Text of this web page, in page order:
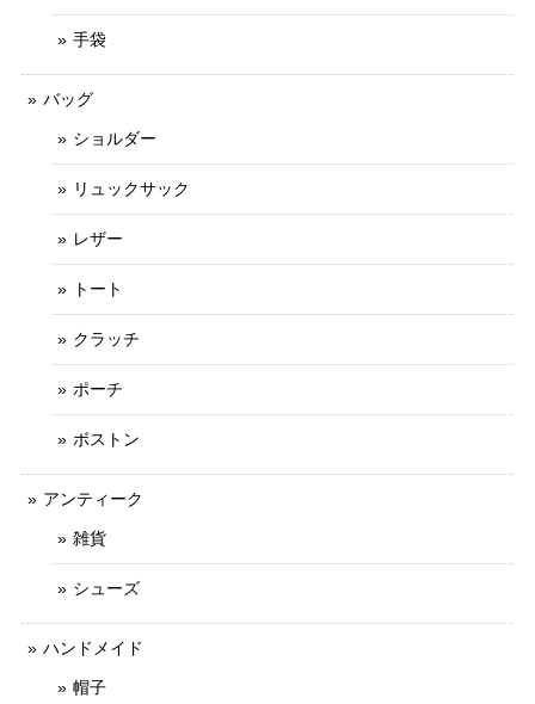
手袋
バッグ
ショルダー
リュックサック
レザー
トート
クラッチ
ポーチ
ボストン
アンティーク
雑貨
シューズ
ハンドメイド
帽子